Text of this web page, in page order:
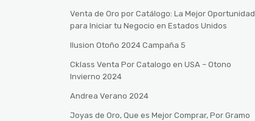
Venta de Oro por Catálogo: La Mejor Oportunidad
para Iniciar tu Negocio en Estados Unidos
Ilusion Otoño 2024 Campaña 5
Cklass Venta Por Catalogo en USA – Otono
Invierno 2024
Andrea Verano 2024
Joyas de Oro, Que es Mejor Comprar, Por Gramo